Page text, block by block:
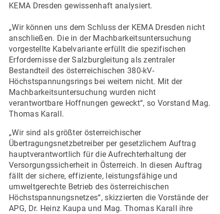
KEMA Dresden gewissenhaft analysiert.
„Wir können uns dem Schluss der KEMA Dresden nicht
anschließen. Die in der Machbarkeitsuntersuchung
vorgestellte Kabelvariante erfüllt die spezifischen
Erfordernisse der Salzburgleitung als zentraler
Bestandteil des österreichischen 380-kV-
Höchstspannungsrings bei weitem nicht. Mit der
Machbarkeitsuntersuchung wurden nicht
verantwortbare Hoffnungen geweckt“, so Vorstand Mag.
Thomas Karall.
„Wir sind als größter österreichischer
Übertragungsnetzbetreiber per gesetzlichem Auftrag
hauptverantwortlich für die Aufrechterhaltung der
Versorgungssicherheit in Österreich. In diesen Auftrag
fällt der sichere, effiziente, leistungsfähige und
umweltgerechte Betrieb des österreichischen
Höchstspannungsnetzes“, skizzierten die Vorstände der
APG, Dr. Heinz Kaupa und Mag. Thomas Karall ihre